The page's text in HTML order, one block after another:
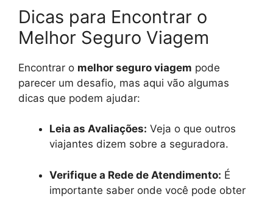
Dicas para Encontrar o
Melhor Seguro Viagem
Encontrar o melhor seguro viagem pode
parecer um desafio, mas aqui vão algumas
dicas que podem ajudar:
Leia as Avaliações: Veja o que outros
viajantes dizem sobre a seguradora.
Verifique a Rede de Atendimento: É
importante saber onde você pode obter